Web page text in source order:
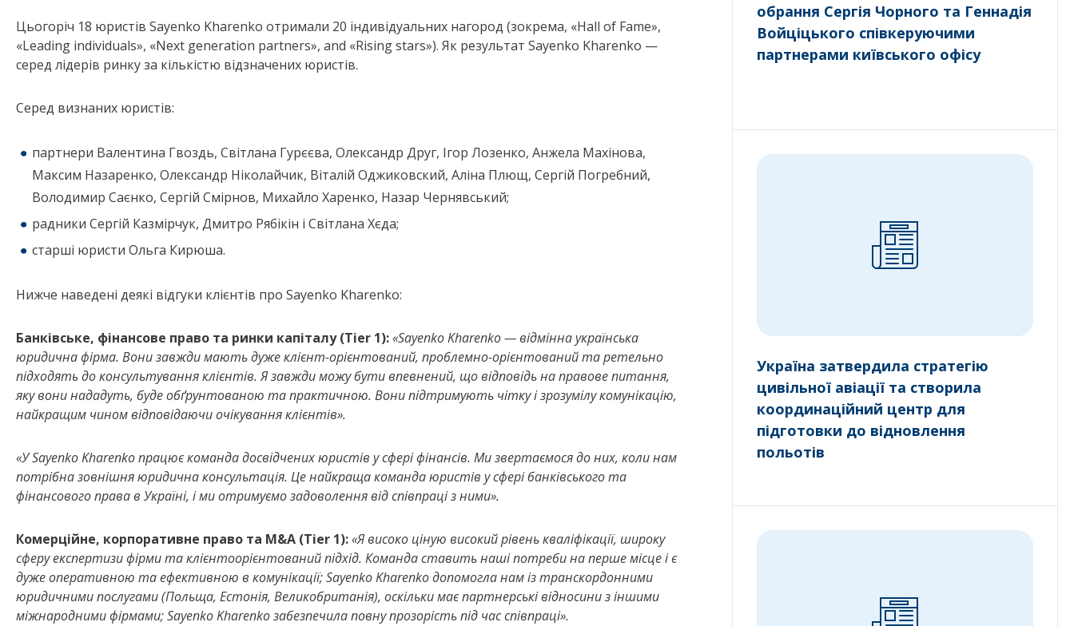
Цьогоріч 18 юристів Sayenko Kharenko отримали 20 індивідуальних нагород (зокрема, «Hall of Fame»,
«Leading individuals», «Next generation partners», and «Rising stars»). Як результат Sayenko Kharenko —
серед лідeрів ринку за кількістю відзначених юристів.
Серед визнаних юристів:
партнери Валентина Гвоздь, Світлана Гурєєва, Олександр Друг, Ігор Лозенко, Анжела Махінова,
Максим Назаренко, Олександр Ніколайчик, Віталій Оджиковский, Аліна Плющ, Сергій Погребний,
Володимир Саєнко, Сергій Смірнов, Михайло Харенко, Назар Чернявський;
радники Сергій Казмірчук, Дмитро Рябікін і Світлана Хєда;
старші юристи Ольга Кирюша.
Нижче наведені деякі відгуки клієнтів про Sayenko Kharenko:
Банківське, фінансове право та ринки капіталу (Tier 1):«Sayenko Kharenko — відмінна українська
юридична фірма. Вони завжди мають дуже клієнт-орієнтований, проблемно-орієнтований та ретельно
підходять до консультування клієнтів. Я завжди можу бути впевнений, що відповідь на правове питання,
яку вони нададуть, буде обґрунтованою та практичною. Вони підтримують чітку і зрозумілу комунікацію,
найкращим чином відповідаючи очікування клієнтів».
«У Sayenko Kharenko працює команда досвідчених юристів у сфері фінансів. Ми звертаємося до них, коли нам
потрібна зовнішня юридична консультація. Це найкраща команда юристів у сфері банківського та
фінансового права в Україні, і ми отримуємо задоволення від співпраці з ними».
Комерційне, корпоративне право та M&A (Tier 1):«Я високо ціную високий рівень кваліфікації, широку
сферу експертизи фірми та клієнтоорієнтований підхід. Команда ставить наші потреби на перше місце і є
дуже оперативною та ефективною в комунікації; Sayenko Kharenko допомогла нам із транскордонними
юридичними послугами (Польща, Естонія, Великобританія), оскільки має партнерські відносини з іншими
міжнародними фірмами; Sayenko Kharenko забезпечила повну прозорість під час співпраці».
обрання Сергія Чорного та Геннадія
Войціцького співкеруючими
партнерами київського офісу
Україна затвердила стратегію
цивільної авіації та створила
координаційний центр для
підготовки до відновлення
польотів